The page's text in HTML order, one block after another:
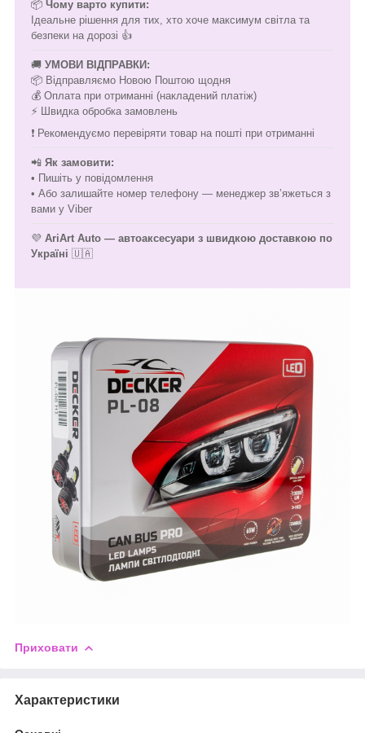
📦 Чому варто купити:
Ідеальне рішення для тих, хто хоче максимум світла та
безпеки на дорозі 👍
🚚 УМОВИ ВІДПРАВКИ:
📦 Відправляємо Новою Поштою щодня
💰 Оплата при отриманні (накладений платіж)
⚡ Швидка обробка замовлень
❗ Рекомендуємо перевіряти товар на пошті при отриманні
📲 Як замовити:
• Пишіть у повідомлення
• Або залишайте номер телефону — менеджер зв’яжеться з
вами у Viber
💜 AriArt Auto — автоаксесуари з швидкою доставкою по
Україні 🇺🇦
Приховати
Характеристики